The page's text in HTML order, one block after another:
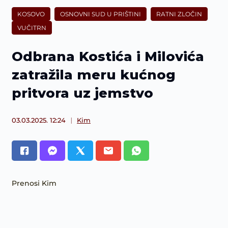
KOSOVO OSNOVNI SUD U PRIŠTINI
RATNI ZLOČIN
VUČITRN
Odbrana Kostića i Milovića
zatražila meru kućnog
pritvora uz jemstvo
03.03.2025. 12:24 Kim
Prenosi Kim